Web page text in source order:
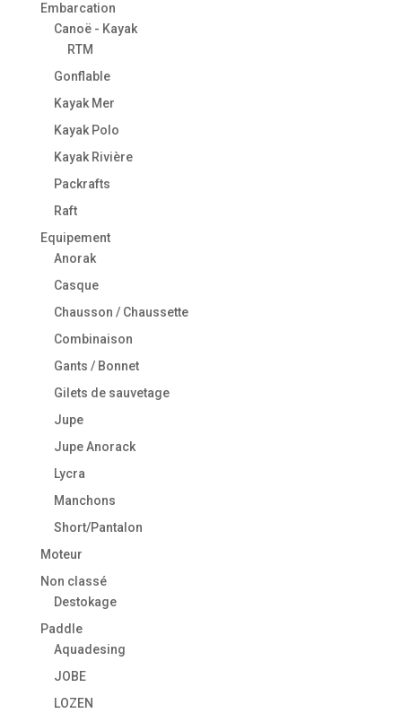
Embarcation
Canoë - Kayak
RTM
Gonflable
Kayak Mer
Kayak Polo
Kayak Rivière
Packrafts
Raft
Equipement
Anorak
Casque
Chausson / Chaussette
Combinaison
Gants / Bonnet
Gilets de sauvetage
Jupe
Jupe Anorack
Lycra
Manchons
Short/Pantalon
Moteur
Non classé
Destokage
Paddle
Aquadesing
JOBE
LOZEN